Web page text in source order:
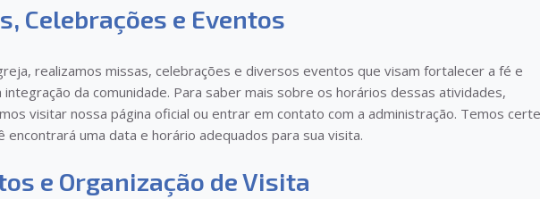
Celebrações e Eventos
realizamos missas, celebrações e diversos eventos que visam fortalecer a fé e
da comunidade. Para saber mais sobre os horários dessas atividades,
visitar nossa página oficial ou entrar em contato com a administração. Temos
encontrará uma data e horário adequados para sua visita.
e Organização de Visita